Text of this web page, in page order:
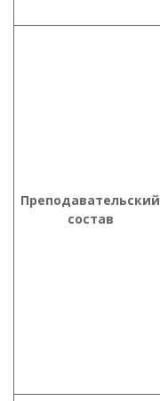
Преподавательский
состав